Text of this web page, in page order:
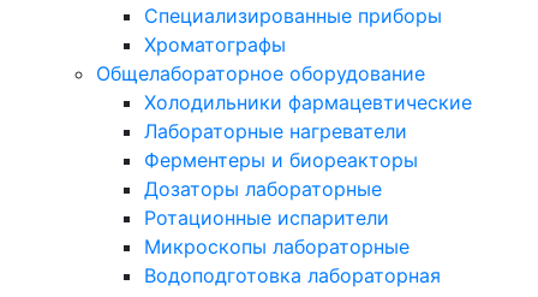
Специализированные приборы
Хроматографы
Общелабораторное оборудование
Холодильники фармацевтические
Лабораторные нагреватели
Ферментеры и биореакторы
Дозаторы лабораторные
Ротационные испарители
Микроскопы лабораторные
Водоподготовка лабораторная